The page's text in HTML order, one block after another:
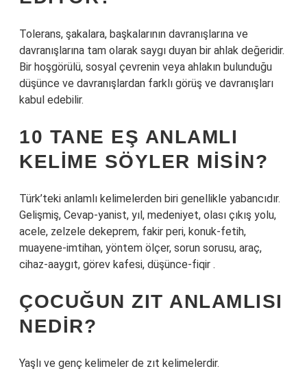
Tolerans, şakalara, başkalarının davranışlarına ve
davranışlarına tam olarak saygı duyan bir ahlak değeridir.
Bir hoşgörülü, sosyal çevrenin veya ahlakın bulunduğu
düşünce ve davranışlardan farklı görüş ve davranışları
kabul edebilir.
10 TANE EŞ ANLAMLI
KELIME SÖYLER MISIN?
Türk’teki anlamlı kelimelerden biri genellikle yabancıdır.
Gelişmiş, Cevap-yanist, yıl, medeniyet, olası çıkış yolu,
acele, zelzele dekeprem, fakir peri, konuk-fetih,
muayene-imtihan, yöntem ölçer, sorun sorusu, araç,
cihaz-aaygıt, görev kafesi, düşünce-fiqir .
ÇOCUĞUN ZIT ANLAMLISI
NEDIR?
Yaşlı ve genç kelimeler de zıt kelimelerdir.